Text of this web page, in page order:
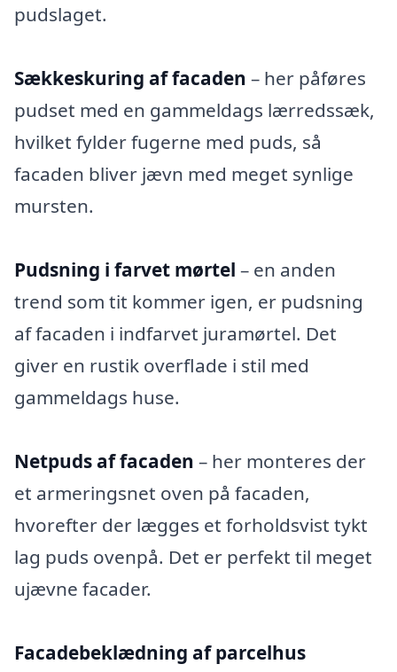
pudslaget.
Sækkeskuring af facaden – her påføres
pudset med en gammeldags lærredssæk,
hvilket fylder fugerne med puds, så
facaden bliver jævn med meget synlige
mursten.
Pudsning i farvet mørtel – en anden
trend som tit kommer igen, er pudsning
af facaden i indfarvet juramørtel. Det
giver en rustik overflade i stil med
gammeldags huse.
Netpuds af facaden – her monteres der
et armeringsnet oven på facaden,
hvorefter der lægges et forholdsvist tykt
lag puds ovenpå. Det er perfekt til meget
ujævne facader.
Facadebeklædning af parcelhus